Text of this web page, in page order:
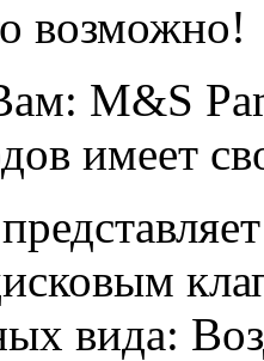
возможно!
M&S
имеет
вида: